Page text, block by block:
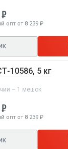
опт от 8 239 ₽
10586, 5 кг
– 1 мешок
опт от 8 239 ₽